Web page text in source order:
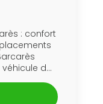
: confort
véhicule d...